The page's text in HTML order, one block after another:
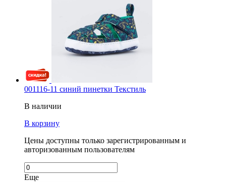
001116-11 синий пинетки Текстиль
В наличии
В корзину
Цены доступны только зарегистрированным и
авторизованным пользователям
Еще